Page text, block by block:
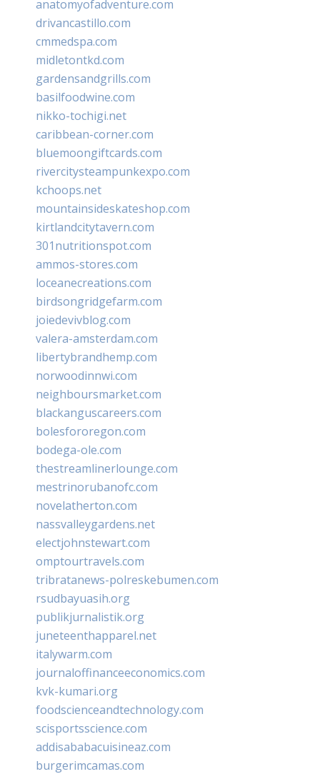
anatomyofadventure.com
drivancastillo.com
cmmedspa.com
midletontkd.com
gardensandgrills.com
basilfoodwine.com
nikko-tochigi.net
caribbean-corner.com
bluemoongiftcards.com
rivercitysteampunkexpo.com
kchoops.net
mountainsideskateshop.com
kirtlandcitytavern.com
301nutritionspot.com
ammos-stores.com
loceanecreations.com
birdsongridgefarm.com
joiedevivblog.com
valera-amsterdam.com
libertybrandhemp.com
norwoodinnwi.com
neighboursmarket.com
blackanguscareers.com
bolesfororegon.com
bodega-ole.com
thestreamlinerlounge.com
mestrinorubanofc.com
novelatherton.com
nassvalleygardens.net
electjohnstewart.com
omptourtravels.com
tribratanews-polreskebumen.com
rsudbayuasih.org
publikjurnalistik.org
juneteenthapparel.net
italywarm.com
journaloffinanceeconomics.com
kvk-kumari.org
foodscienceandtechnology.com
scisportsscience.com
addisababacuisineaz.com
burgerimcamas.com